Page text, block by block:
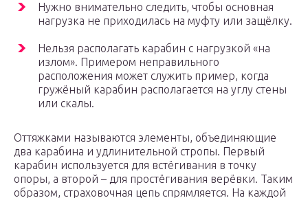
Нужно внимательно следить, чтобы основная
нагрузка не приходилась на муфту или защёлку.
Нельзя располагать карабин с нагрузкой «на
излом». Примером неправильного
расположения может служить пример, когда
гружёный карабин располагается на углу стены
или скалы.
Оттяжками называются элементы, объединяющие
два карабина и удлинительной стропы. Первый
карабин используется для встёгивания в точку
опоры, а второй – для простёгивания верёвки. Таким
образом, страховочная цепь спрямляется. На каждой